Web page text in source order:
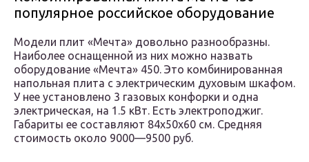
популярное российское оборудование
Модели плит «Мечта» довольно разнообразны.
Наиболее оснащенной из них можно назвать
оборудование «Мечта» 450. Это комбинированная
напольная плита с электрическим духовым шкафом.
У нее установлено 3 газовых конфорки и одна
электрическая, на 1.5 кВт. Есть электроподжиг.
Габариты ее составляют 84x50x60 см. Средняя
стоимость около 9000—9500 руб.